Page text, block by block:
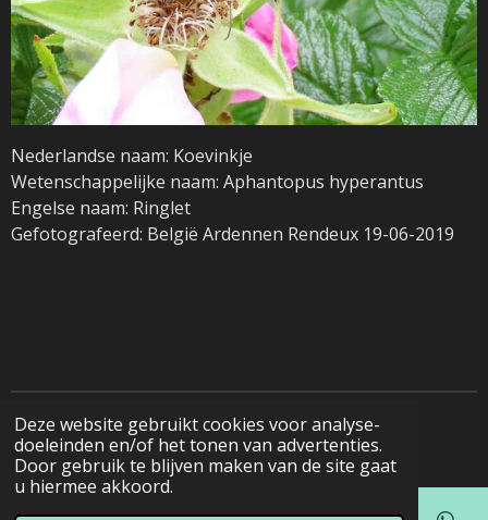
Deze website gebruikt cookies voor analyse-
doeleinden en/of het tonen van advertenties.
Door gebruik te blijven maken van de site gaat
u hiermee akkoord.
Nederlandse naam: Koevinkje
Wetenschappelijke naam: Aphantopus hyperantus
Engelse naam: Ringlet
Gefotografeerd: België Ardennen Rendeux 19-06-2019
© 2022 - 2026 Natuurfotografie